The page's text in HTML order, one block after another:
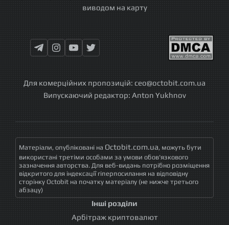
виводом на карту
Для комерційних пропозицій: ceo@octobit.com.ua
Випускаючий редактор: Anton Yukhnov
Матеріали, опубліковані на Octobit.com.ua, можуть бути
використані третіми особами за умови обов'язкового
зазначення авторства. Для веб-видань потрібно розміщення
відкритого для індексації гіперпосилання на відповідну
сторінку Octobit на початку матеріалу (не нижче третього
абзацу)
Інші розділи
Арбітраж криптовалют